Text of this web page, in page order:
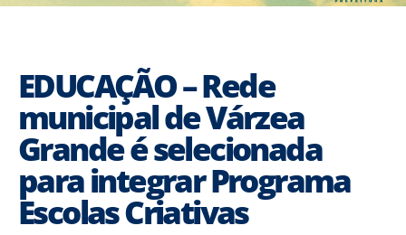
EDUCAÇÃO – Rede
municipal de Várzea
Grande é selecionada
para integrar Programa
Escolas Criativas